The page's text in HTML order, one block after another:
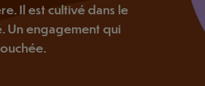
Il est cultivé dans le
Un engagement qui